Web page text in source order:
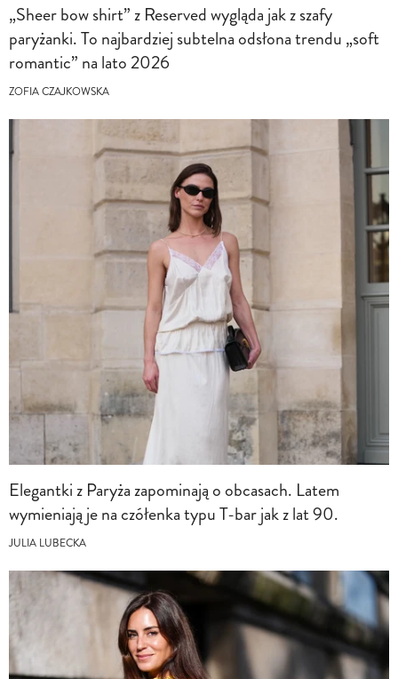
„Sheer bow shirt” z Reserved wygląda jak z szafy
paryżanki. To najbardziej subtelna odsłona trendu „soft
romantic” na lato 2026
ZOFIA CZAJKOWSKA
Elegantki z Paryża zapominają o obcasach. Latem
wymieniają je na czółenka typu T-bar jak z lat 90.
JULIA LUBECKA